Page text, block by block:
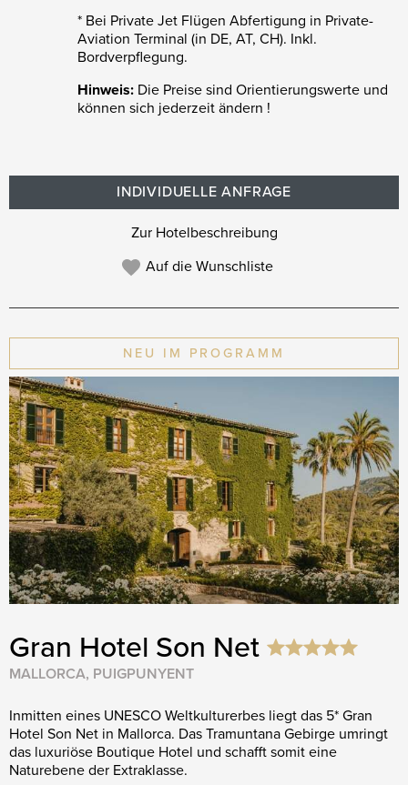
* Bei Private Jet Flügen Abfertigung in Private-
Aviation Terminal (in DE, AT, CH). Inkl.
Bordverpflegung.
Hinweis: Die Preise sind Orientierungswerte und
können sich jederzeit ändern !
INDIVIDUELLE ANFRAGE
Zur Hotelbeschreibung
Auf die Wunschliste
NEU IM PROGRAMM
Gran Hotel Son Net
MALLORCA, PUIGPUNYENT
Inmitten eines UNESCO Weltkulturerbes liegt das 5* Gran
Hotel Son Net in Mallorca. Das Tramuntana Gebirge umringt
das luxuriöse Boutique Hotel und schafft somit eine
Naturebene der Extraklasse.